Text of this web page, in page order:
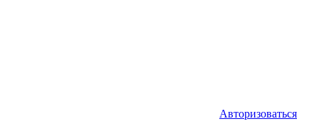
Авторизоваться